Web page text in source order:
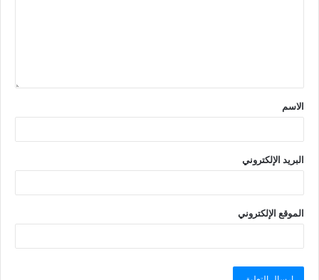
الاسم
البريد الإلكتروني
الموقع الإلكتروني